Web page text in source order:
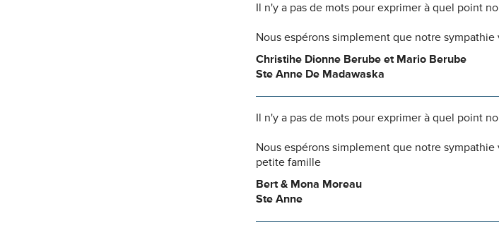
Il n'y a pas de mots pour exprimer à quel point
Nous espérons simplement que notre
Christihe Dionne Berube et Mario Berube
Ste Anne De Madawaska
Il n'y a pas de mots pour exprimer à quel point
Nous espérons simplement que notre
petite famille
Bert & Mona Moreau
Ste Anne